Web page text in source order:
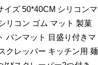
イズ 50*40CM シリコンマ
リコン ゴム マット 製菓
パンマット 目盛り付きマ
クレッパー キッチン用 麺